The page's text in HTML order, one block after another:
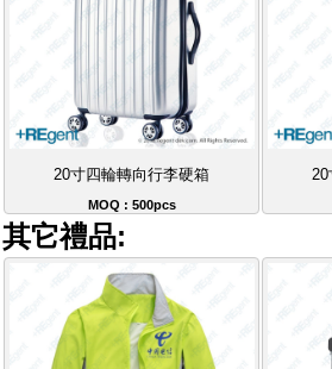
20寸四輪轉向行李硬箱
MOQ : 500pcs
其它禮品: